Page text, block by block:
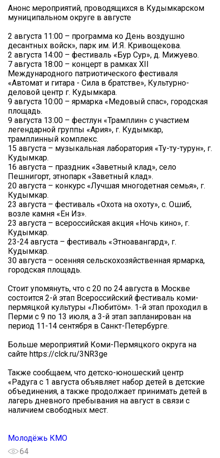
Анонс мероприятий, проводящихся в Кудымкарском
муниципальном округе в августе
2 августа 11:00 – программа ко День воздушно
десантных войск», парк им. И.Я. Кривощекова.
2 августа 14:00 – фестиваль «Бур Сур», д. Мижуево.
7 августа 18:00 – концерт в рамках XII
Международного патриотического фестиваля
«Автомат и гитара - Сила в братстве», Культурно-
деловой центр г. Кудымкара.
9 августа 10:00 – ярмарка «Медовый спас», городская
площадь.
9 августа 13:00 – фестлун «Трамплин» с участием
легендарной группы «Ария», г. Кудымкар,
трамплинный комплекс.
15 августа – музыкальная лаборатория «Ту-ту-турун», г.
Кудымкар.
16 августа – праздник «Заветный клад», село
Пешнигорт, этнопарк «Заветный клад».
20 августа – конкурс «Лучшая многодетная семья», г.
Кудымкар.
23 августа – фестиваль «Охота на охоту», с. Ошиб,
возле камня «Ен Из».
23 августа – всероссийская акция «Ночь кино», г.
Кудымкар.
23-24 августа – фестиваль «Этноавангард», г.
Кудымкар.
30 августа – осенняя сельскохозяйственная ярмарка,
городская площадь.
Стоит упомянуть, что с 20 по 24 августа в Москве
состоится 2-й этап Всероссийский фестиваль коми-
пермяцкой культуры «Любитöм». 1-й этап проходил в
Перми с 9 по 13 июля, а 3-й этап запланирован на
период 11-14 сентября в Санкт-Петербурге.
Больше мероприятий Коми-Пермяцкого округа на
сайте https://clck.ru/3NR3ge
Также сообщаем, что детско-юношеский центр
«Радуга с 1 августа объявляет набор детей в детские
объединения, а также продолжает принимать детей в
лагерь дневного пребывания на август в связи с
наличием свободных мест.
Молодёжь КМО
64